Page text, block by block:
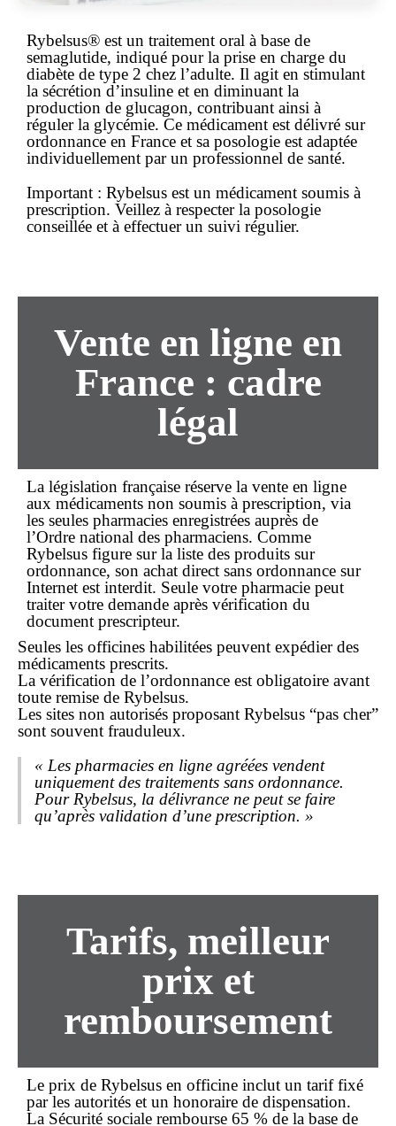
Rybelsus® est un traitement oral à base de
semaglutide, indiqué pour la prise en charge du
diabète de type 2 chez l’adulte. Il agit en stimulant
la sécrétion d’insuline et en diminuant la
production de glucagon, contribuant ainsi à
réguler la glycémie. Ce médicament est délivré sur
ordonnance en France et sa posologie est adaptée
individuellement par un professionnel de santé.
Important : Rybelsus est un médicament soumis à
prescription. Veillez à respecter la posologie
conseillée et à effectuer un suivi régulier.
Vente en ligne en
France : cadre
légal
La législation française réserve la vente en ligne
aux médicaments non soumis à prescription, via
les seules pharmacies enregistrées auprès de
l’Ordre national des pharmaciens. Comme
Rybelsus figure sur la liste des produits sur
ordonnance, son achat direct sans ordonnance sur
Internet est interdit. Seule votre pharmacie peut
traiter votre demande après vérification du
document prescripteur.
Seules les officines habilitées peuvent expédier des
médicaments prescrits.
La vérification de l’ordonnance est obligatoire avant
toute remise de Rybelsus.
Les sites non autorisés proposant Rybelsus “pas cher”
sont souvent frauduleux.
« Les pharmacies en ligne agréées vendent
uniquement des traitements sans ordonnance.
Pour Rybelsus, la délivrance ne peut se faire
qu’après validation d’une prescription. »
Tarifs, meilleur
prix et
remboursement
Le prix de Rybelsus en officine inclut un tarif fixé
par les autorités et un honoraire de dispensation.
La Sécurité sociale rembourse 65 % de la base de